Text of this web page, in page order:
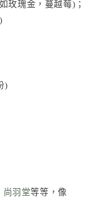
玫瑰金，蔓越莓)；
)
尚羽堂等等，像